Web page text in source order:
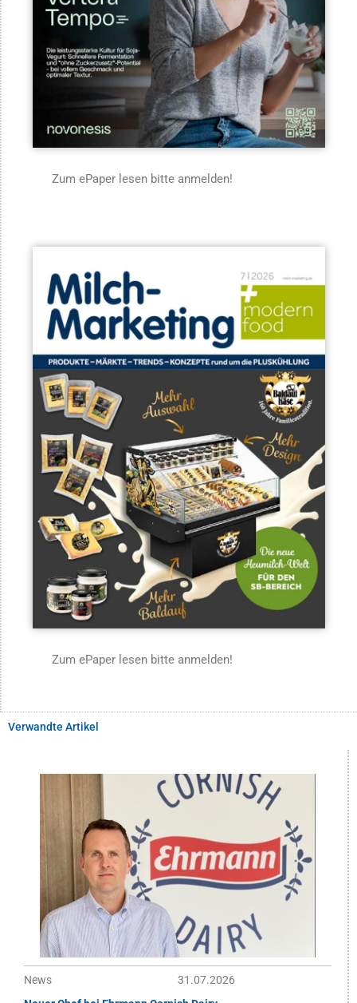
Zum ePaper lesen bitte anmelden!
Zum ePaper lesen bitte anmelden!
Verwandte Artikel
News
31.07.2026